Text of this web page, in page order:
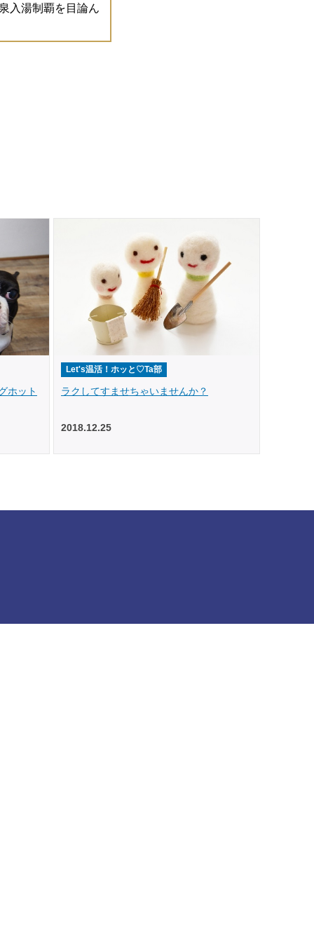
入湯制覇を目論ん
ホット
Let's温活！ホッと♡Ta部
ラクしてすませちゃいませんか？
2018.12.25